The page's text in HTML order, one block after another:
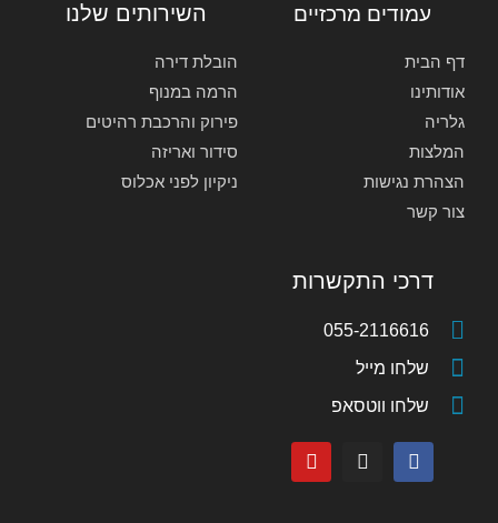
עמודים מרכזיים
דף הבית
אודותינו
גלריה
המלצות
הצהרת נגישות
צור קשר
השירותים שלנו
הובלת דירה
הרמה במנוף
פירוק והרכבת רהיטים
סידור ואריזה
ניקיון לפני אכלוס
דרכי התקשרות
055-2116616
שלחו מייל
שלחו ווטסאפ